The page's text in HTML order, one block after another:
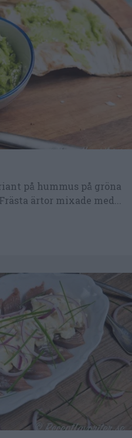
på hummus på gröna
ärtor mixade med...